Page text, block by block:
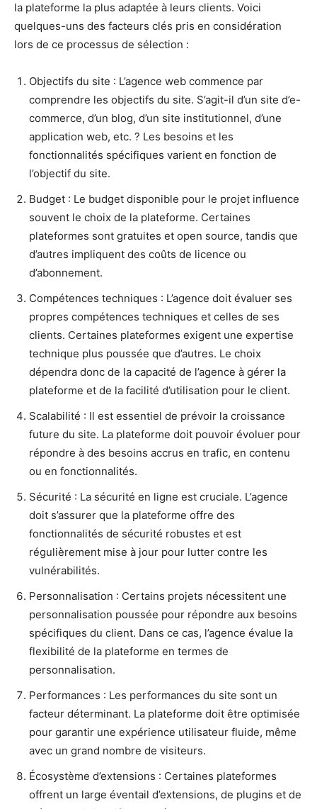
la plateforme la plus adaptée à leurs clients. Voici
quelques-uns des facteurs clés pris en considération
lors de ce processus de sélection :
Objectifs du site : L’agence web commence par
comprendre les objectifs du site. S’agit-il d’un site d’e-
commerce, d’un blog, d’un site institutionnel, d’une
application web, etc. ? Les besoins et les
fonctionnalités spécifiques varient en fonction de
l’objectif du site.
Budget : Le budget disponible pour le projet influence
souvent le choix de la plateforme. Certaines
plateformes sont gratuites et open source, tandis que
d’autres impliquent des coûts de licence ou
d’abonnement.
Compétences techniques : L’agence doit évaluer ses
propres compétences techniques et celles de ses
clients. Certaines plateformes exigent une expertise
technique plus poussée que d’autres. Le choix
dépendra donc de la capacité de l’agence à gérer la
plateforme et de la facilité d’utilisation pour le client.
Scalabilité : Il est essentiel de prévoir la croissance
future du site. La plateforme doit pouvoir évoluer pour
répondre à des besoins accrus en trafic, en contenu
ou en fonctionnalités.
Sécurité : La sécurité en ligne est cruciale. L’agence
doit s’assurer que la plateforme offre des
fonctionnalités de sécurité robustes et est
régulièrement mise à jour pour lutter contre les
vulnérabilités.
Personnalisation : Certains projets nécessitent une
personnalisation poussée pour répondre aux besoins
spécifiques du client. Dans ce cas, l’agence évalue la
flexibilité de la plateforme en termes de
personnalisation.
Performances : Les performances du site sont un
facteur déterminant. La plateforme doit être optimisée
pour garantir une expérience utilisateur fluide, même
avec un grand nombre de visiteurs.
Écosystème d’extensions : Certaines plateformes
offrent un large éventail d’extensions, de plugins et de